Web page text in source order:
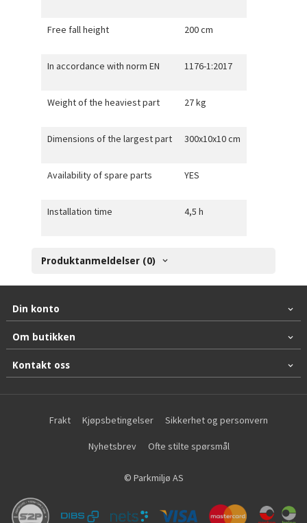
Free fall height 200 cm
In accordance with norm EN 1176-1:2017
Weight of the heaviest part 27 kg
Dimensions of the largest part 300x10x10 cm
Availability of spare parts YES
Installation time 4,5 h
Produktanmeldelser (0)
Din konto
Om butikken
Kontakt oss
Frakt Kjøpsbetingelser Sikkerhet og personvern
Nyhetsbrev Ofte stilte spørsmål
© Parkmiljø AS